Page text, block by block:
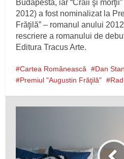
Budapesta, iar “Craii şi
2012) a fost nominalizat la
Frăţilă” – romanul anului
rescriere a romanului de
Editura Tracus Arte.
Cartea Românească Dan
Premiul "Augustin Frăţilă"